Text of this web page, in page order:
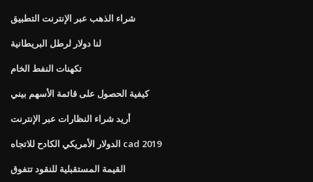
شراء الذهب عبر الإنترنت التطبيق
لنا دولار لرطل البريطانية
تكهنات النفط الخام
كيفية الحصول على قائمة الأسهم بيني
أريد شراء النظارات عبر الإنترنت
الدولار الأمريكي الكادح للاتجاه cad 2019
القيمة المستقبلية للنقود تتفوق